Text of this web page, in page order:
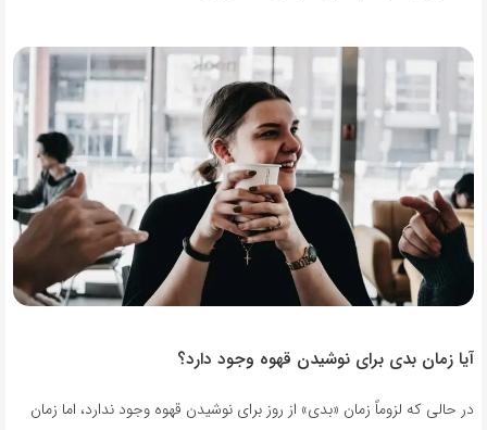
آیا زمان بدی برای نوشیدن قهوه وجود دارد؟
در حالی که لزوماً زمان «بدی» از روز برای نوشیدن قهوه وجود ندارد، اما زمان